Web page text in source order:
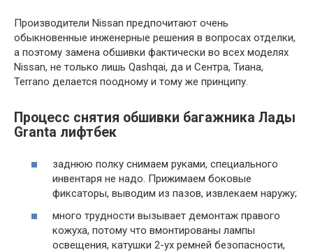
Производители Nissan предпочитают очень
обыкновенные инженерные решения в вопросах отделки,
а поэтому замена обшивки фактически во всех моделях
Nissan, не только лишь Qashqai, да и Сентра, Тиана,
Terrano делается поодному и тому же принципу.
Процесс снятия обшивки багажника Лады
Granta лифтбек
заднюю полку снимаем руками, специального
инвентаря не надо. Прижимаем боковые
фиксаторы, выводим из пазов, извлекаем наружу;
много трудности вызывает демонтаж правого
кожуха, потому что вмонтированы лампы
освещения, катушки 2-ух ремней безопасности,